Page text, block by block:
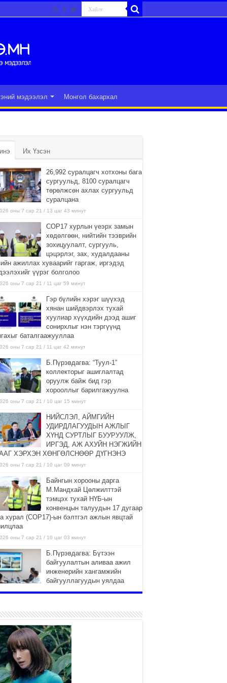
мэдээлэл Монгол бахархал
Их Үзсэн
26,992 суралцагч хотхоны бага
сургуульд, 8100 суралцагч
төрөлжсөн ахлах сургуульд
суралцана
оны 7 сар 21 / 13 цаг 43 минут
COP17 хурлын үеэрх замын
хөдөлгөөн, нийтийн тээврийн
зохицуулалт, сургууль,
цэцэрлэг, зах, худалдааны
ажиллах хуваарийг гаргаж, иргэдэд
үүрэг болголоо
оны 7 сар 21 / 11 цаг 59 минут
Гэр бүлийн хэрэг шүүхэд
хянан шийдвэрлэх тухай
хуулиар хүүхдийн дээд ашиг
сонирхлыг нэн тэргүүнд
баталгаажууллаа
оны 7 сар 21 / 11 цаг 42 минут
Б.Пүрэвдагва: “Туул-1”
коллекторыг ашиглалтад
оруулж байж бид гэр
хорооллыг барилгажуулна
оны 7 сар 21 / 10 цаг 15 минут
НИЙСЛЭЛ, АЙМГИЙН
УДИРДЛАГУУДЫН АЖЛЫГ
ХҮНД СУРТЛЫГ БУУРУУЛЖ,
ИРГЭД, АЖ АХУЙН НЭГЖИЙН
ХЭРХЭН ХӨНГӨЛСНӨӨР ДҮГНЭНЭ
оны 7 сар 21 / 10 цаг 09 минут
Байнгын хорооны дарга
М.Мандхай Цөлжилттэй
тэмцэх тухай НҮБ-ын
конвенцын талуудын 17 дугаар
хурал (СОР17)-ын бэлтгэл ажлын явцтай
оны 7 сар 21 / 10 цаг 03 минут
Б.Пүрэвдагва: Бүтээн
байгуулалтын аливаа ажил
инженерийн хангамжийн
байгууллагуудын уялдаа
саатах ёсгүй
“Сэлбэ 20 минутын хот”
төслийн анхны 12 давхар
барилгын үндсэн карказ,
цутгалтын ажил дууслаа
оны 7 сар 20 / 17 цаг 17 минут
Мопед, скүүтер, тэдгээртэй
адилтгах үзүүлэлт бүхий